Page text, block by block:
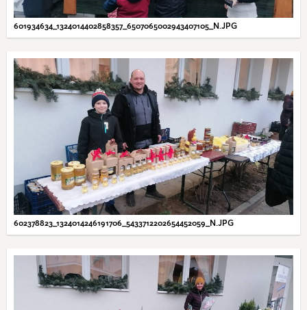
601934634_1324014402858357_6507065002943407105_N.JPG
602378823_1324014246191706_5433712202654452059_N.JPG